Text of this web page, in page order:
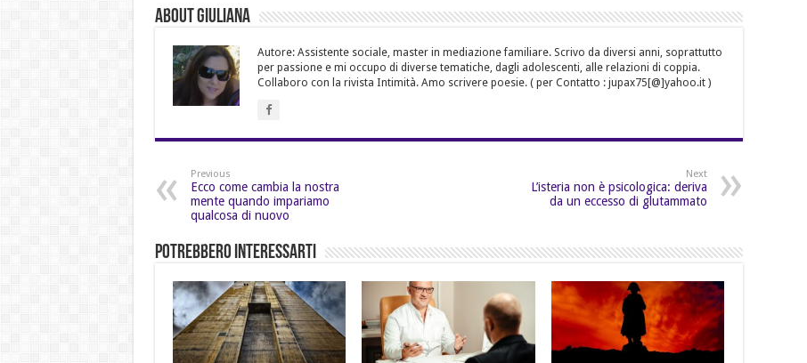
About Giuliana
Autore: Assistente sociale, master in mediazione familiare. Scrivo da diversi anni, soprattutto
per passione e mi occupo di diverse tematiche, dagli adolescenti, alle relazioni di coppia.
Collaboro con la rivista Intimità. Amo scrivere poesie. ( per Contatto : jupax75[@]yahoo.it )
Previous
Ecco come cambia la nostra
mente quando impariamo
qualcosa di nuovo
Next
L’isteria non è psicologica: deriva
da un eccesso di glutammato
Potrebbero Interessarti